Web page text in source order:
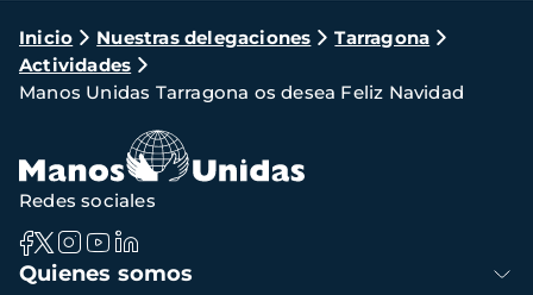
Ruta
de
navegación
Inicio Nuestras delegaciones
Tarragona
Actividades
Manos Unidas Tarragona os desea Feliz Navidad
Navegación
Quienes somos
Redes sociales